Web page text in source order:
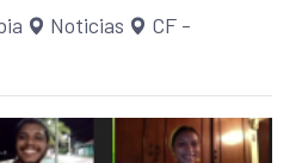
Noticias
CF -